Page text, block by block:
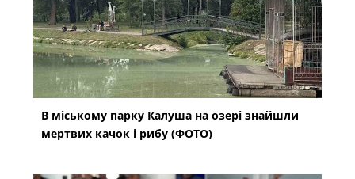
В міському парку Калуша на озері знайшли
мертвих качок і рибу (ФОТО)